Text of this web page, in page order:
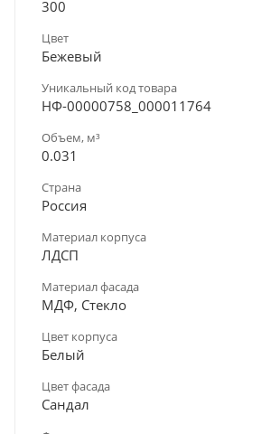
300
Цвет
Бежевый
Уникальный код товара
НФ-00000758_000011764
Объем, м³
0.031
Страна
Россия
Материал корпуса
ЛДСП
Материал фасада
МДФ, Стекло
Цвет корпуса
Белый
Цвет фасада
Сандал